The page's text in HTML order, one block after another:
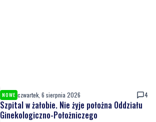
NOWE czwartek, 6 sierpnia 2026 4
Szpital w żałobie. Nie żyje położna Oddziału
Ginekologiczno-Położniczego